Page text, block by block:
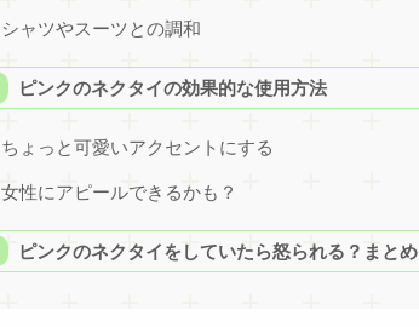
シャツやスーツとの調和
ピンクのネクタイの効果的な使用方法
ちょっと可愛いアクセントにする
女性にアピールできるかも？
ピンクのネクタイをしていたら怒られる？まとめ